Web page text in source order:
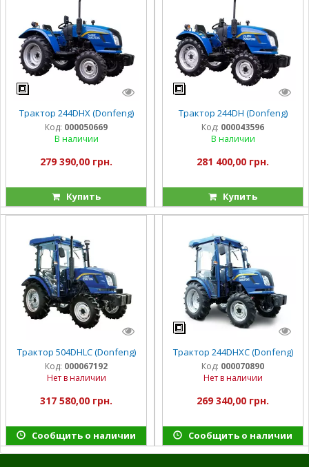
Трактор 244DHX (Donfeng)
Код: 000050669
В наличии
279 390,00 грн.
Купить
Трактор 244DH (Donfeng)
Код: 000043596
В наличии
281 400,00 грн.
Купить
Трактор 504DHLC (Donfeng)
Код: 000067192
Нет в наличии
317 580,00 грн.
Сообщить о наличии
Трактор 244DHXC (Donfeng)
Код: 000070890
Нет в наличии
269 340,00 грн.
Сообщить о наличии